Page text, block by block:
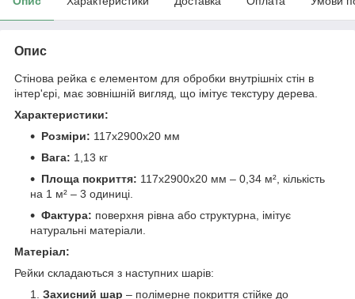
Опис
Стінова рейка є елементом для обробки внутрішніх стін в
інтер'єрі, має зовнішній вигляд, що імітує текстуру дерева.
Характеристики:
Розміри: 117х2900х20 мм
Вага: 1,13 кг
Площа покриття: 117х2900х20 мм – 0,34 м², кількість
на 1 м² – 3 одиниці.
Фактура: поверхня рівна або структурна, імітує
натуральні матеріали.
Матеріал:
Рейки складаються з наступних шарів:
Захисний шар – полімерне покриття стійке до